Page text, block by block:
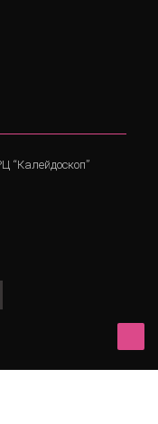
“Калейдоскоп”